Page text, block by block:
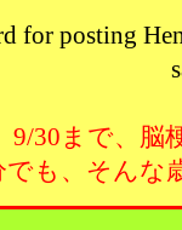
for posting
9/30まで、脳
でも、そんな